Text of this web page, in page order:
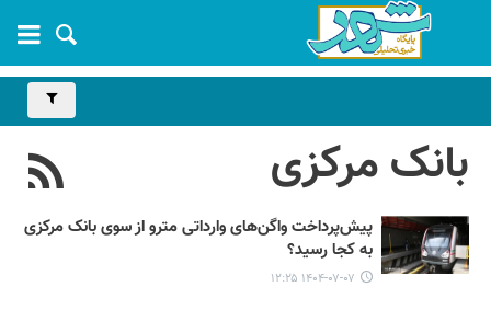
بانک مرکزی
پیش‌پرداخت واگن‌های وارداتی مترو از سوی بانک مرکزی
به کجا رسید؟
۱۴۰۴-۰۷-۰۷ ۱۲:۲۵